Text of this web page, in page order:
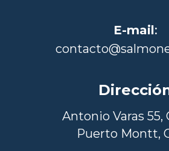
E-mail:
Antonio Varas 55,
Puerto Montt,